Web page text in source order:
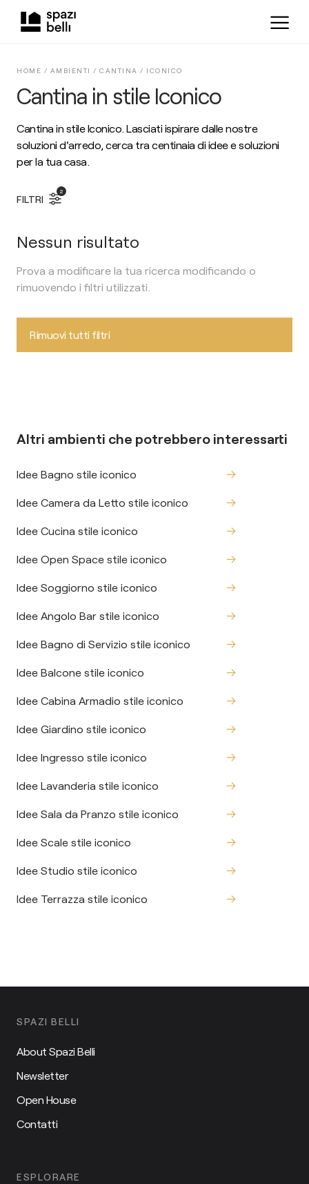
Cantina in stile Iconico
HOME / AMBIENTI / CANTINA / ICONICO
Cantina in stile Iconico. Lasciati ispirare dalle nostre
soluzioni d'arredo, cerca tra centinaia di idee e soluzioni
per la tua casa.
FILTRI
2
Nessun risultato
Prova a modificare la tua ricerca modificando o
rimuovendo i filtri utilizzati.
Rimuovi tutti filtri
Altri ambienti che potrebbero interessarti
Idee Bagno stile iconico
Idee Camera da Letto stile iconico
Idee Cucina stile iconico
Idee Open Space stile iconico
Idee Soggiorno stile iconico
Idee Angolo Bar stile iconico
Idee Bagno di Servizio stile iconico
Idee Balcone stile iconico
Idee Cabina Armadio stile iconico
Idee Giardino stile iconico
Idee Ingresso stile iconico
Idee Lavanderia stile iconico
Idee Sala da Pranzo stile iconico
Idee Scale stile iconico
Idee Studio stile iconico
Idee Terrazza stile iconico
SPAZI BELLI
About Spazi Belli
Newsletter
Open House
Contatti
ESPLORARE